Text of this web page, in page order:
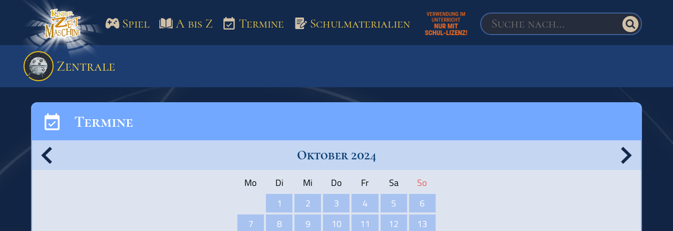
Spiel
Spiel A bis Z Termine Schulmaterialien
Zentrale
Termine
Oktober 2024
Mo Di Mi Do Fr Sa
So
1
2 3 4 5
6
7
8 9 10 11 12
13